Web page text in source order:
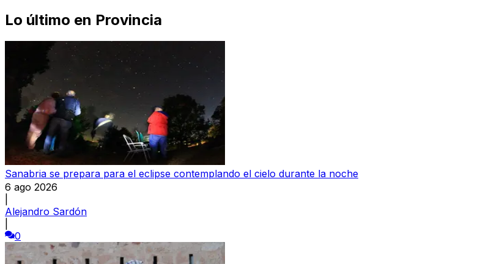
Lo último en Provincia
Sanabria se prepara para el eclipse contemplando el cielo durante la noche
6 ago 2026
Alejandro Sardón
0